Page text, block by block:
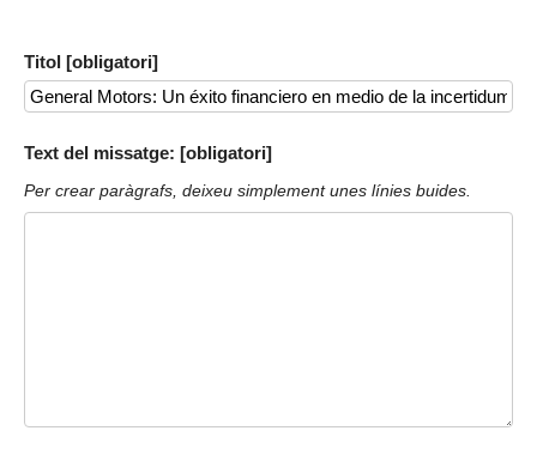
Titol [obligatori]
Text del missatge: [obligatori]
Per crear paràgrafs, deixeu simplement unes línies buides.